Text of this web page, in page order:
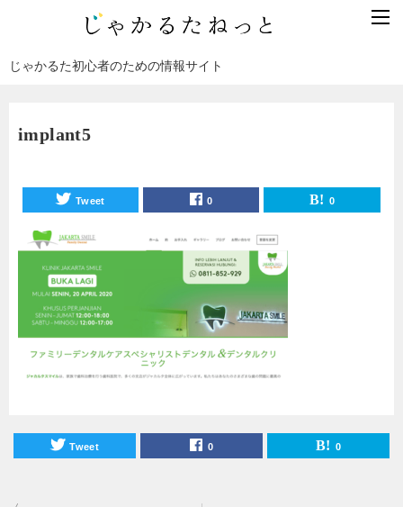
じゃかるた初心者のための情報サイト
implant5
Tweet 0 0
Tweet 0 0